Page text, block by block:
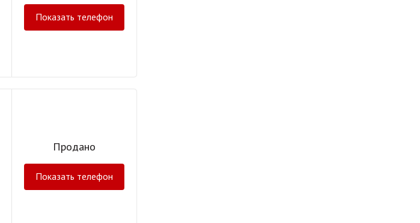
Показать телефон
Продано
Показать телефон